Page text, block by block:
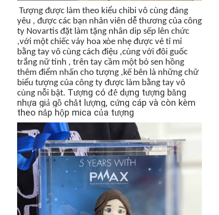
Tượng được làm theo kiểu chibi vô cùng đáng
yêu , được các bạn nhân viên dễ thương của công
ty Novartis đặt làm tặng nhân dip sếp lên chức
,với một chiếc váy hoa xòe nhẹ được vẻ tỉ mỉ
bằng tay vô cùng cách điệu ,cùng với đôi guốc
trắng nữ tính , trên tay cầm một bó sen hồng
thêm điểm nhấn cho tượng ,kế bên là những chữ
biểu tượng của công ty được làm bằng tay vô
cùng nỗi bật. Tượng có đế dựng tượng bằng
nhựa giả gỗ chất l ượng, cứng cáp và còn kèm
theo nắp hộp mica của tượng